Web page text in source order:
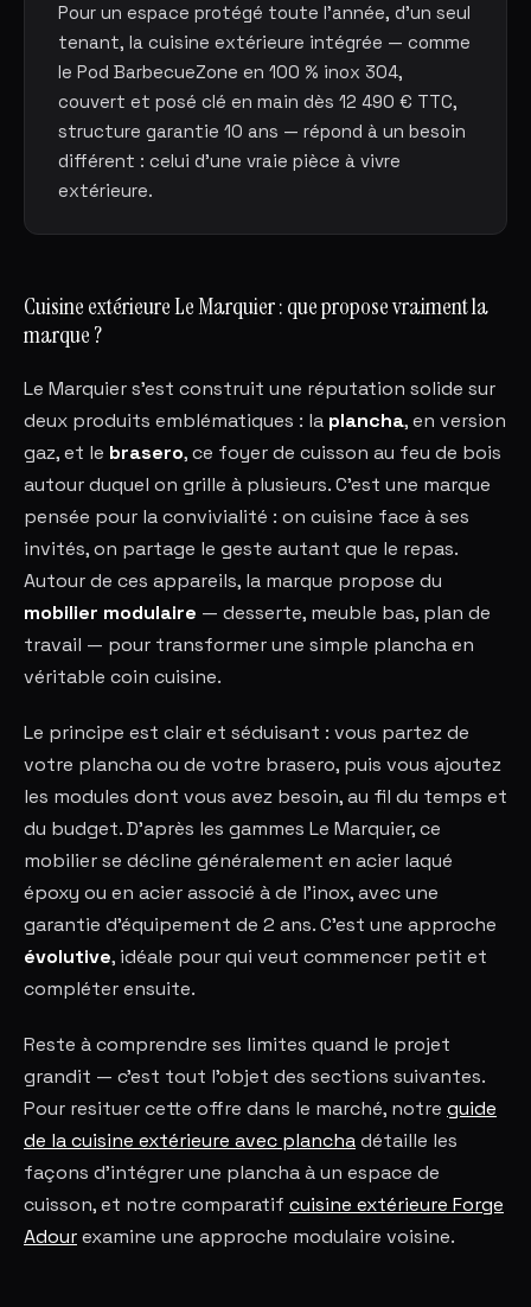
Pour un espace protégé toute l'année, d'un seul
tenant, la cuisine extérieure intégrée — comme
le Pod BarbecueZone en 100 % inox 304,
couvert et posé clé en main dès 12 490 € TTC,
structure garantie 10 ans — répond à un besoin
différent : celui d'une vraie pièce à vivre
extérieure.
Cuisine extérieure Le Marquier : que propose vraiment la
marque ?
Le Marquier s'est construit une réputation solide sur
deux produits emblématiques : la plancha, en version
gaz, et le brasero, ce foyer de cuisson au feu de bois
autour duquel on grille à plusieurs. C'est une marque
pensée pour la convivialité : on cuisine face à ses
invités, on partage le geste autant que le repas.
Autour de ces appareils, la marque propose du
mobilier modulaire — desserte, meuble bas, plan de
travail — pour transformer une simple plancha en
véritable coin cuisine.
Le principe est clair et séduisant : vous partez de
votre plancha ou de votre brasero, puis vous ajoutez
les modules dont vous avez besoin, au fil du temps et
du budget. D'après les gammes Le Marquier, ce
mobilier se décline généralement en acier laqué
époxy ou en acier associé à de l'inox, avec une
garantie d'équipement de 2 ans. C'est une approche
évolutive, idéale pour qui veut commencer petit et
compléter ensuite.
Reste à comprendre ses limites quand le projet
grandit — c'est tout l'objet des sections suivantes.
Pour resituer cette offre dans le marché, notre guide
de la cuisine extérieure avec planchadétaille les
façons d'intégrer une plancha à un espace de
cuisson, et notre comparatif cuisine extérieure Forge
Adourexamine une approche modulaire voisine.